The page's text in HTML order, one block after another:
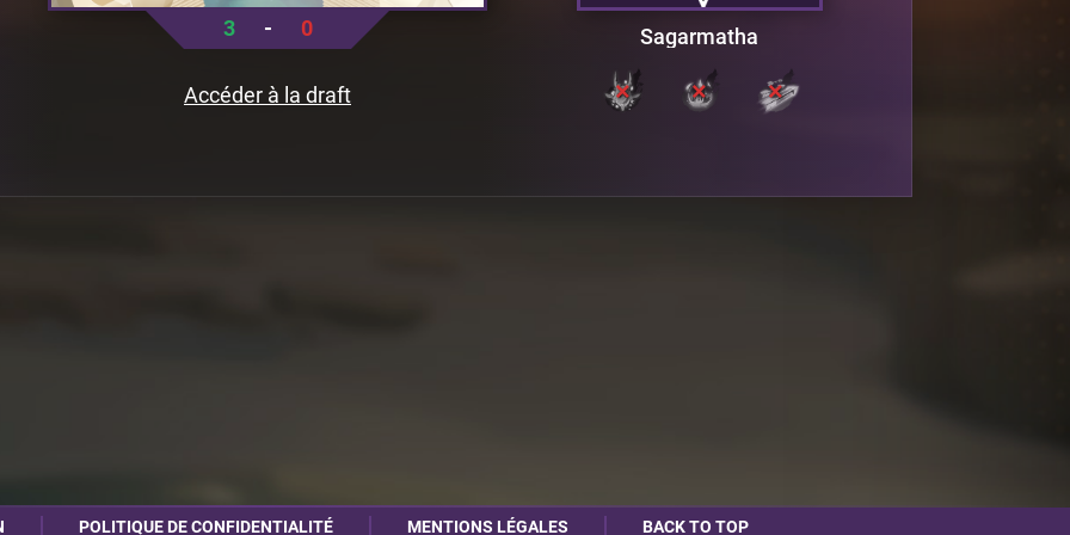
Sagarmatha
3 - 0
Accéder à la draft
POLITIQUE DE CONFIDENTIALITÉ MENTIONS LÉGALES BACK TO TOP